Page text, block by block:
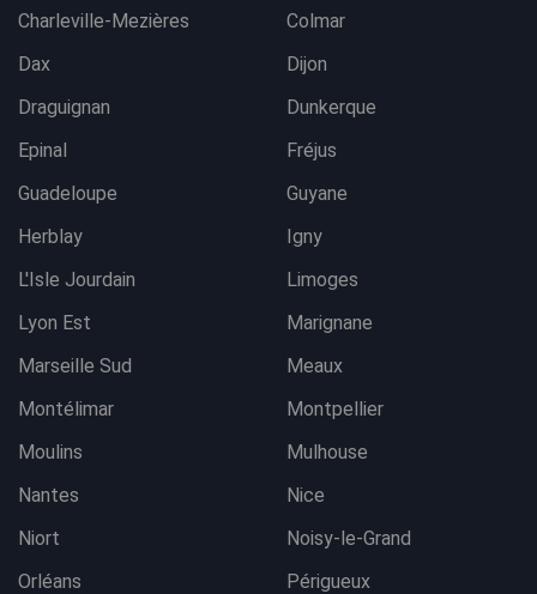
Charleville-Mezières
Colmar
Dax
Dijon
Draguignan
Dunkerque
Epinal
Fréjus
Guadeloupe
Guyane
Herblay
Igny
L'Isle Jourdain
Limoges
Lyon Est
Marignane
Marseille Sud
Meaux
Montélimar
Montpellier
Moulins
Mulhouse
Nantes
Nice
Niort
Noisy-le-Grand
Orléans
Périgueux